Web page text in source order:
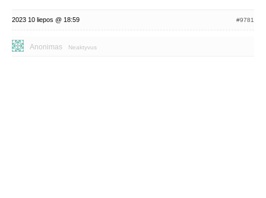
2023 10 liepos @ 18:59 #9781
Anonimas Neaktyvus